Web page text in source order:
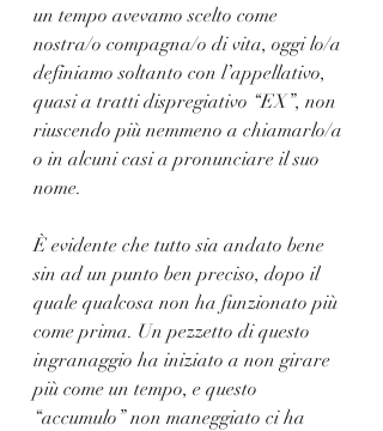
un tempo avevamo scelto come
nostra/o compagna/o di vita, oggi lo/a
definiamo soltanto con l’appellativo,
quasi a tratti dispregiativo “EX”, non
riuscendo più nemmeno a chiamarlo/a
o in alcuni casi a pronunciare il suo
nome.
È evidente che tutto sia andato bene
sin ad un punto ben preciso, dopo il
quale qualcosa non ha funzionato più
come prima. Un pezzetto di questo
ingranaggio ha iniziato a non girare
più come un tempo, e questo
“accumulo” non maneggiato ci ha